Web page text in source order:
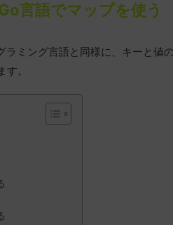
言語でマップを使う
ラミング言語と同様に、キーと値
。